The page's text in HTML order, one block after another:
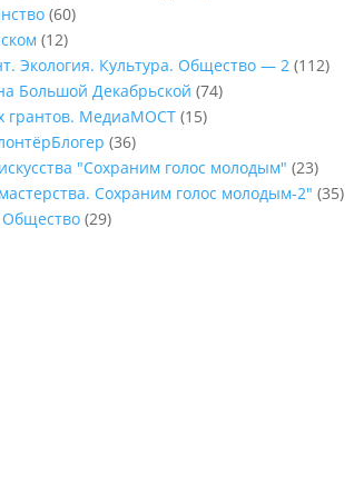
(60)
(12)
Экология. Культура. Общество — 2 (112)
Большой Декабрьской (74)
грантов. МедиаМОСТ (15)
(36)
"Сохраним голос молодым" (23)
Сохраним голос молодым-2" (35)
Общество (29)